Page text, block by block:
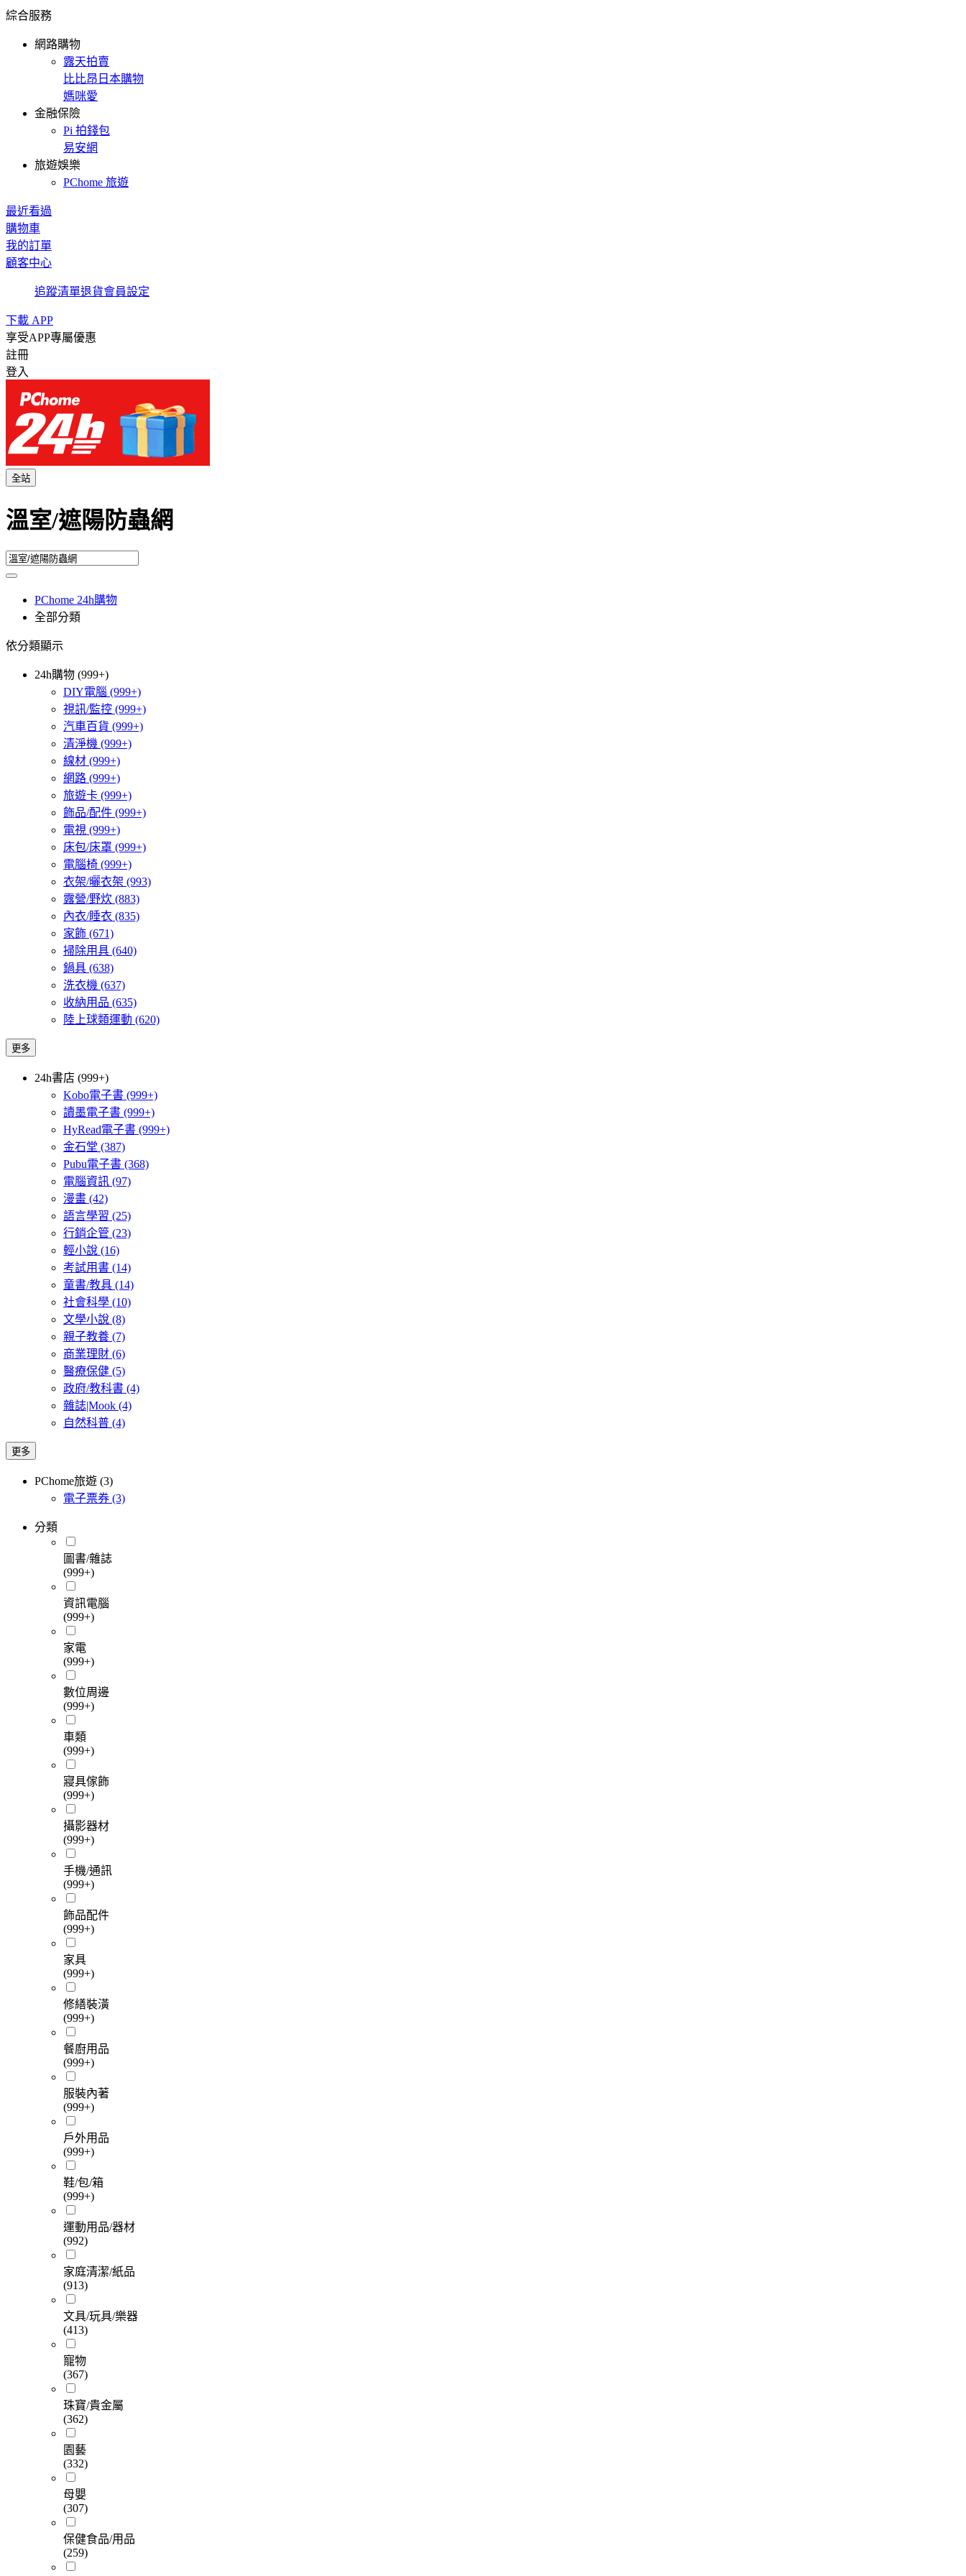
綜合服務
網路購物
露天拍賣
比比昂日本購物
媽咪愛
金融保險
Pi 拍錢包
易安網
旅遊娛樂
PChome 旅遊
最近看過
購物車
我的訂單
顧客中心
追蹤清單退貨會員設定
下載 APP
享受APP專屬優惠
註冊
登入
全站
溫室/遮陽防蟲網
PChome 24h購物
全部分類
依分類顯示
24h購物 (999+)
DIY電腦 (999+)
視訊/監控 (999+)
汽車百貨 (999+)
清淨機 (999+)
線材 (999+)
網路 (999+)
旅遊卡 (999+)
飾品/配件 (999+)
電視 (999+)
床包/床罩 (999+)
電腦椅 (999+)
衣架/曬衣架 (993)
露營/野炊 (883)
內衣/睡衣 (835)
家飾 (671)
掃除用具 (640)
鍋具 (638)
洗衣機 (637)
收納用品 (635)
陸上球類運動 (620)
更多
24h書店 (999+)
Kobo電子書 (999+)
讀墨電子書 (999+)
HyRead電子書 (999+)
金石堂 (387)
Pubu電子書 (368)
電腦資訊 (97)
漫畫 (42)
語言學習 (25)
行銷企管 (23)
輕小說 (16)
考試用書 (14)
童書/教具 (14)
社會科學 (10)
文學小說 (8)
親子教養 (7)
商業理財 (6)
醫療保健 (5)
政府/教科書 (4)
雜誌|Mook (4)
自然科普 (4)
更多
PChome旅遊 (3)
電子票券 (3)
分類
圖書/雜誌
(999+)
資訊電腦
(999+)
家電
(999+)
數位周邊
(999+)
車類
(999+)
寢具傢飾
(999+)
攝影器材
(999+)
手機/通訊
(999+)
飾品配件
(999+)
家具
(999+)
修繕裝潢
(999+)
餐廚用品
(999+)
服裝內著
(999+)
戶外用品
(999+)
鞋/包/箱
(999+)
運動用品/器材
(992)
家庭清潔/紙品
(913)
文具/玩具/樂器
(413)
寵物
(367)
珠寶/貴金屬
(362)
園藝
(332)
母嬰
(307)
保健食品/用品
(259)